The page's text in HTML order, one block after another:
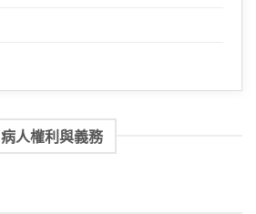
病人權利與義務